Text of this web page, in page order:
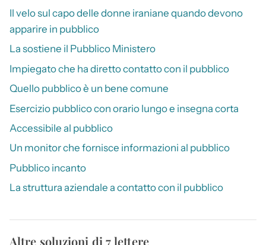
Il velo sul capo delle donne iraniane quando devono
apparire in pubblico
La sostiene il Pubblico Ministero
Impiegato che ha diretto contatto con il pubblico
Quello pubblico è un bene comune
Esercizio pubblico con orario lungo e insegna corta
Accessibile al pubblico
Un monitor che fornisce informazioni al pubblico
Pubblico incanto
La struttura aziendale a contatto con il pubblico
Altre soluzioni di 7 lettere